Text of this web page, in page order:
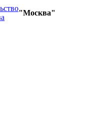
"Москва"